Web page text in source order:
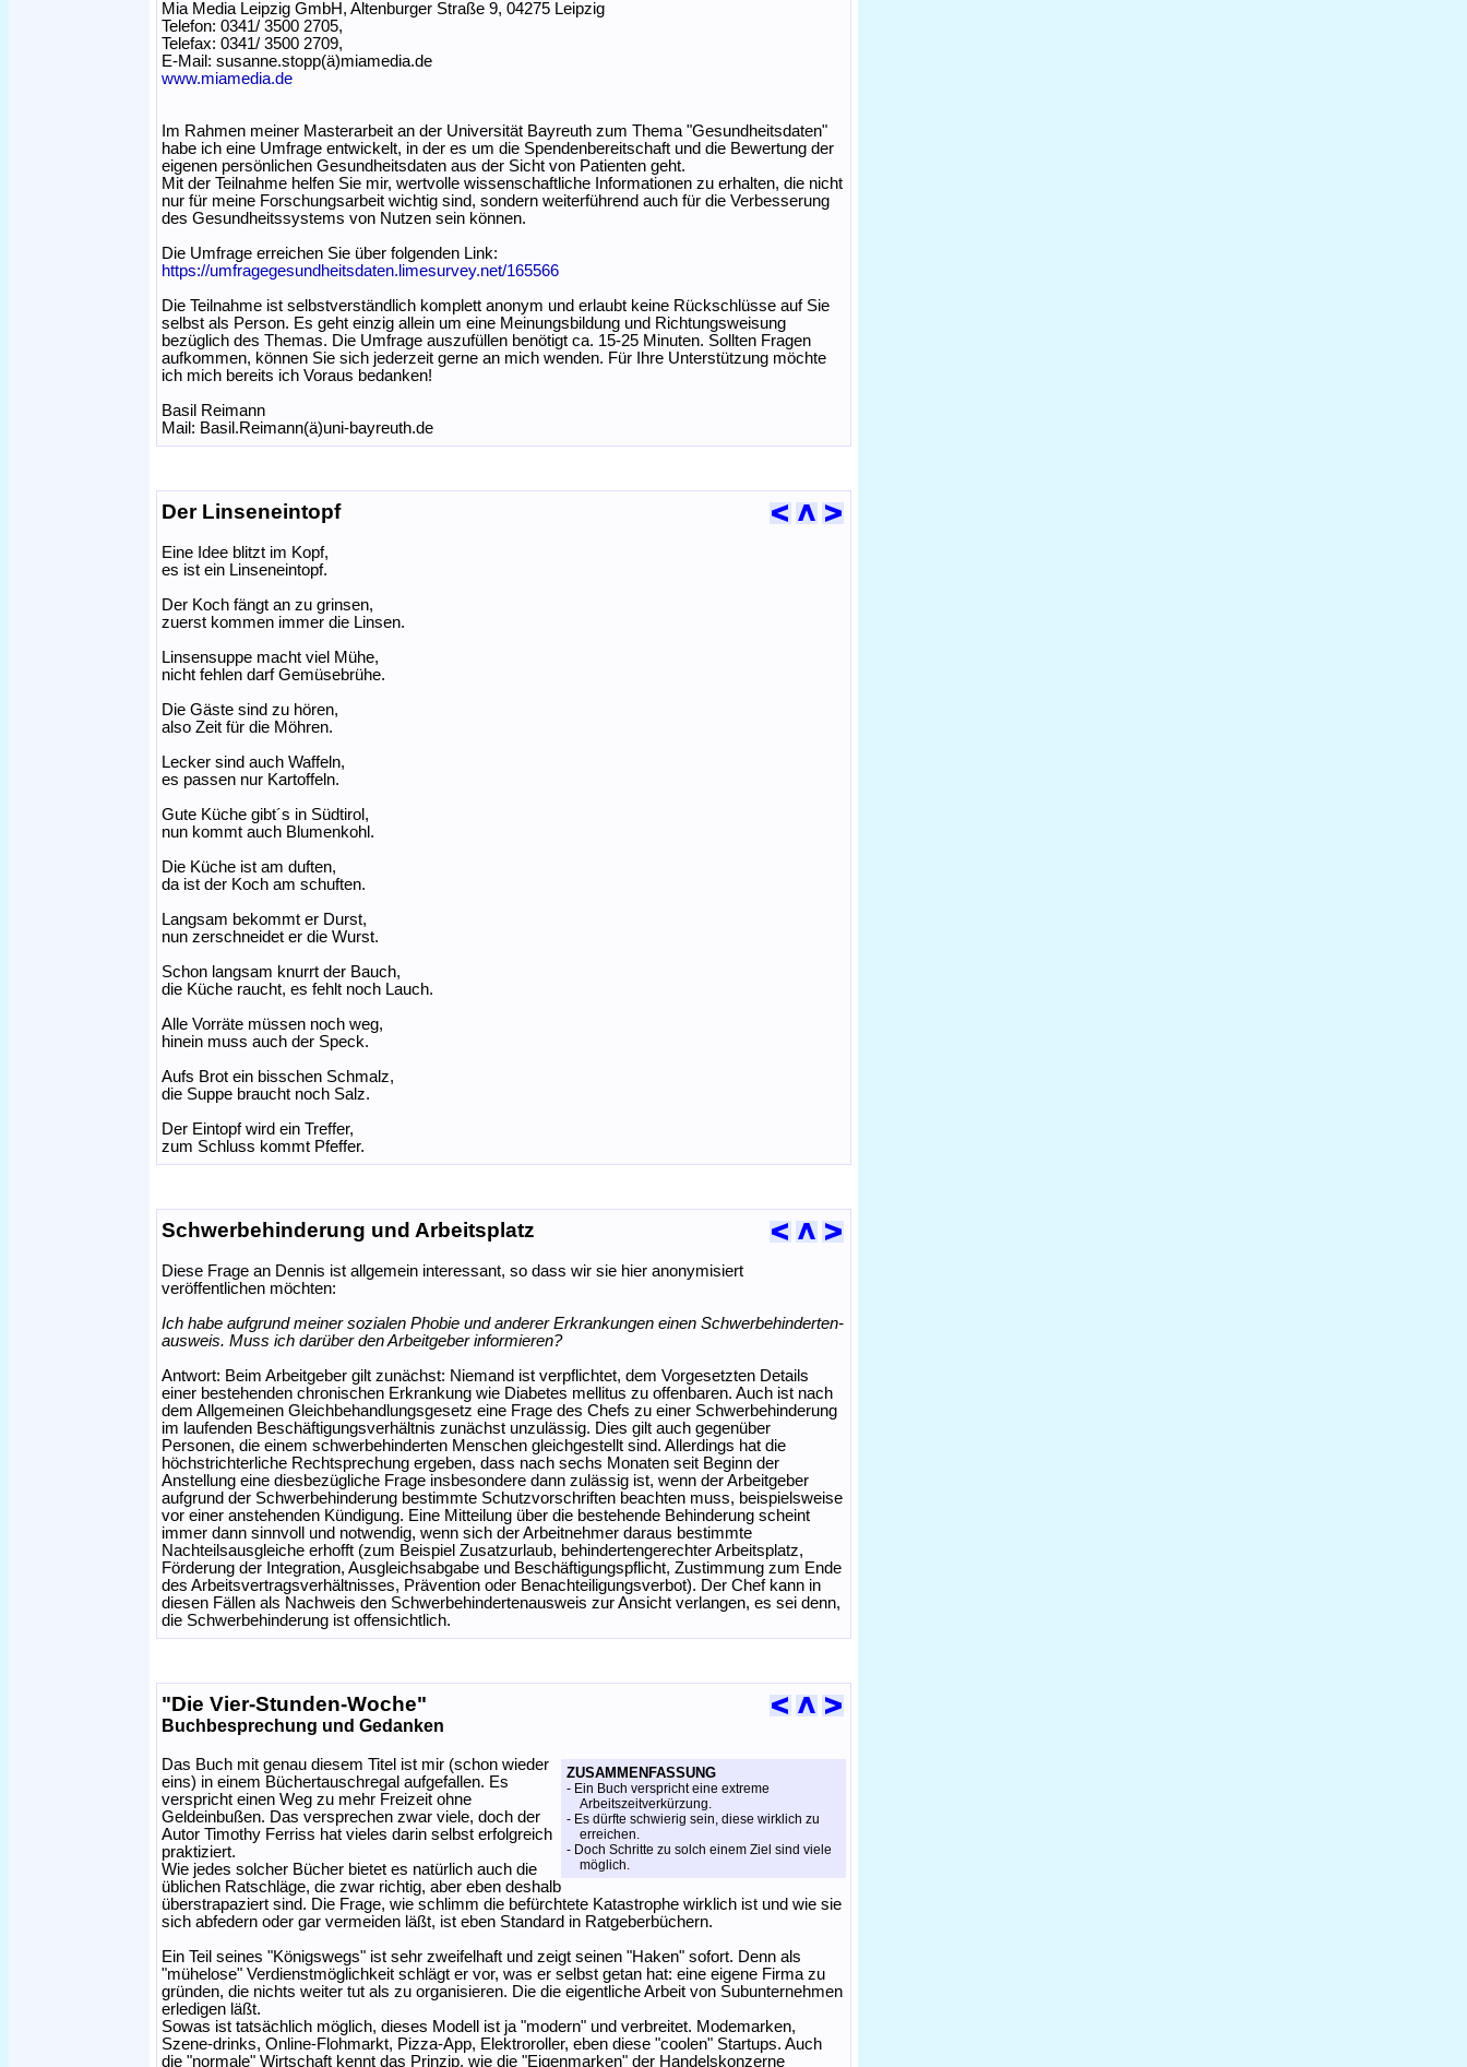
Mia Media Leipzig GmbH, Altenburger Straße 9, 04275 Leipzig
Telefon: 0341/ 3500 2705,
Telefax: 0341/ 3500 2709,
E-Mail: susanne.stopp(ä)miamedia.de
www.miamedia.de
Im Rahmen meiner Masterarbeit an der Universität Bayreuth zum Thema "Gesundheitsdaten"
habe ich eine Umfrage entwickelt, in der es um die Spendenbereitschaft und die Bewertung der
eigenen persönlichen Gesundheitsdaten aus der Sicht von Patienten geht.
Mit der Teilnahme helfen Sie mir, wertvolle wissenschaftliche Informationen zu erhalten, die nicht
nur für meine Forschungsarbeit wichtig sind, sondern weiterführend auch für die Verbesserung
des Gesundheitssystems von Nutzen sein können.
Die Umfrage erreichen Sie über folgenden Link:
https://umfragegesundheitsdaten.limesurvey.net/165566
Die Teilnahme ist selbstverständlich komplett anonym und erlaubt keine Rückschlüsse auf Sie
selbst als Person. Es geht einzig allein um eine Meinungsbildung und Richtungsweisung
bezüglich des Themas. Die Umfrage auszufüllen benötigt ca. 15-25 Minuten. Sollten Fragen
aufkommen, können Sie sich jederzeit gerne an mich wenden. Für Ihre Unterstützung möchte
ich mich bereits ich Voraus bedanken!
Basil Reimann
Mail: Basil.Reimann(ä)uni-bayreuth.de
Der Linseneintopf
Eine Idee blitzt im Kopf,
es ist ein Linseneintopf.
Der Koch fängt an zu grinsen,
zuerst kommen immer die Linsen.
Linsensuppe macht viel Mühe,
nicht fehlen darf Gemüsebrühe.
Die Gäste sind zu hören,
also Zeit für die Möhren.
Lecker sind auch Waffeln,
es passen nur Kartoffeln.
Gute Küche gibt´s in Südtirol,
nun kommt auch Blumenkohl.
Die Küche ist am duften,
da ist der Koch am schuften.
Langsam bekommt er Durst,
nun zerschneidet er die Wurst.
Schon langsam knurrt der Bauch,
die Küche raucht, es fehlt noch Lauch.
Alle Vorräte müssen noch weg,
hinein muss auch der Speck.
Aufs Brot ein bisschen Schmalz,
die Suppe braucht noch Salz.
Der Eintopf wird ein Treffer,
zum Schluss kommt Pfeffer.
Schwerbehinderung und Arbeitsplatz
Diese Frage an Dennis ist allgemein interessant, so dass wir sie hier anonymisiert
veröffentlichen möchten:
Ich habe aufgrund meiner sozialen Phobie und anderer Erkrankungen einen Schwerbehinderten-
ausweis. Muss ich darüber den Arbeitgeber informieren?
Antwort: Beim Arbeitgeber gilt zunächst: Niemand ist verpflichtet, dem Vorgesetzten Details
einer bestehenden chronischen Erkrankung wie Diabetes mellitus zu offenbaren. Auch ist nach
dem Allgemeinen Gleichbehandlungsgesetz eine Frage des Chefs zu einer Schwerbehinderung
im laufenden Beschäftigungsverhältnis zunächst unzulässig. Dies gilt auch gegenüber
Personen, die einem schwerbehinderten Menschen gleichgestellt sind. Allerdings hat die
höchstrichterliche Rechtsprechung ergeben, dass nach sechs Monaten seit Beginn der
Anstellung eine diesbezügliche Frage insbesondere dann zulässig ist, wenn der Arbeitgeber
aufgrund der Schwerbehinderung bestimmte Schutzvorschriften beachten muss, beispielsweise
vor einer anstehenden Kündigung. Eine Mitteilung über die bestehende Behinderung scheint
immer dann sinnvoll und notwendig, wenn sich der Arbeitnehmer daraus bestimmte
Nachteilsausgleiche erhofft (zum Beispiel Zusatzurlaub, behindertengerechter Arbeitsplatz,
Förderung der Integration, Ausgleichsabgabe und Beschäftigungspflicht, Zustimmung zum Ende
des Arbeitsvertragsverhältnisses, Prävention oder Benachteiligungsverbot). Der Chef kann in
diesen Fällen als Nachweis den Schwerbehindertenausweis zur Ansicht verlangen, es sei denn,
die Schwerbehinderung ist offensichtlich.
"Die Vier-Stunden-Woche"
Buchbesprechung und Gedanken
ZUSAMMENFASSUNG
- Ein Buch verspricht eine extreme
Arbeitszeitverkürzung.
- Es dürfte schwierig sein, diese wirklich zu
erreichen.
- Doch Schritte zu solch einem Ziel sind viele
möglich.
Das Buch mit genau diesem Titel ist mir (schon wieder
eins) in einem Büchertauschregal aufgefallen. Es
verspricht einen Weg zu mehr Freizeit ohne
Geldeinbußen. Das versprechen zwar viele, doch der
Autor Timothy Ferriss hat vieles darin selbst erfolgreich
praktiziert.
Wie jedes solcher Bücher bietet es natürlich auch die
üblichen Ratschläge, die zwar richtig, aber eben deshalb
überstrapaziert sind. Die Frage, wie schlimm die befürchtete Katastrophe wirklich ist und wie sie
sich abfedern oder gar vermeiden läßt, ist eben Standard in Ratgeberbüchern.
Ein Teil seines "Königswegs" ist sehr zweifelhaft und zeigt seinen "Haken" sofort. Denn als
"mühelose" Verdienstmöglichkeit schlägt er vor, was er selbst getan hat: eine eigene Firma zu
gründen, die nichts weiter tut als zu organisieren. Die die eigentliche Arbeit von Subunternehmen
erledigen läßt.
Sowas ist tatsächlich möglich, dieses Modell ist ja "modern" und verbreitet. Modemarken,
Szene-drinks, Online-Flohmarkt, Pizza-App, Elektroroller, eben diese "coolen" Startups. Auch
die "normale" Wirtschaft kennt das Prinzip, wie die "Eigenmarken" der Handelskonzerne